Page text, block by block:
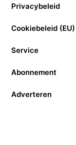
Privacybeleid
Cookiebeleid (EU)
Service
Abonnement
Adverteren